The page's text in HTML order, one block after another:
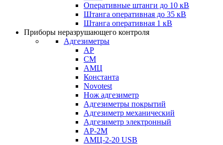
Оперативные штанги до 10 кВ
Штанга оперативная до 35 кВ
Штанга оперативная 1 кВ
Приборы неразрушающего контроля
Адгезиметры
АР
СМ
АМЦ
Константа
Novotest
Нож адгезиметр
Адгезиметры покрытий
Адгезиметр механический
Адгезиметр электронный
АР-2М
АМЦ-2-20 USB